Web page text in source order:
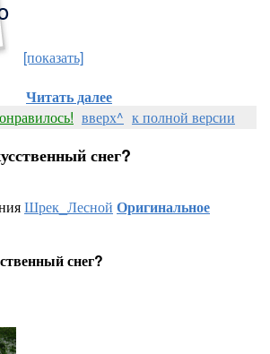
[показать]
Читать далее
вверх^ к полной версии
снег?
Шрек_Лесной Оригинальное
снег?